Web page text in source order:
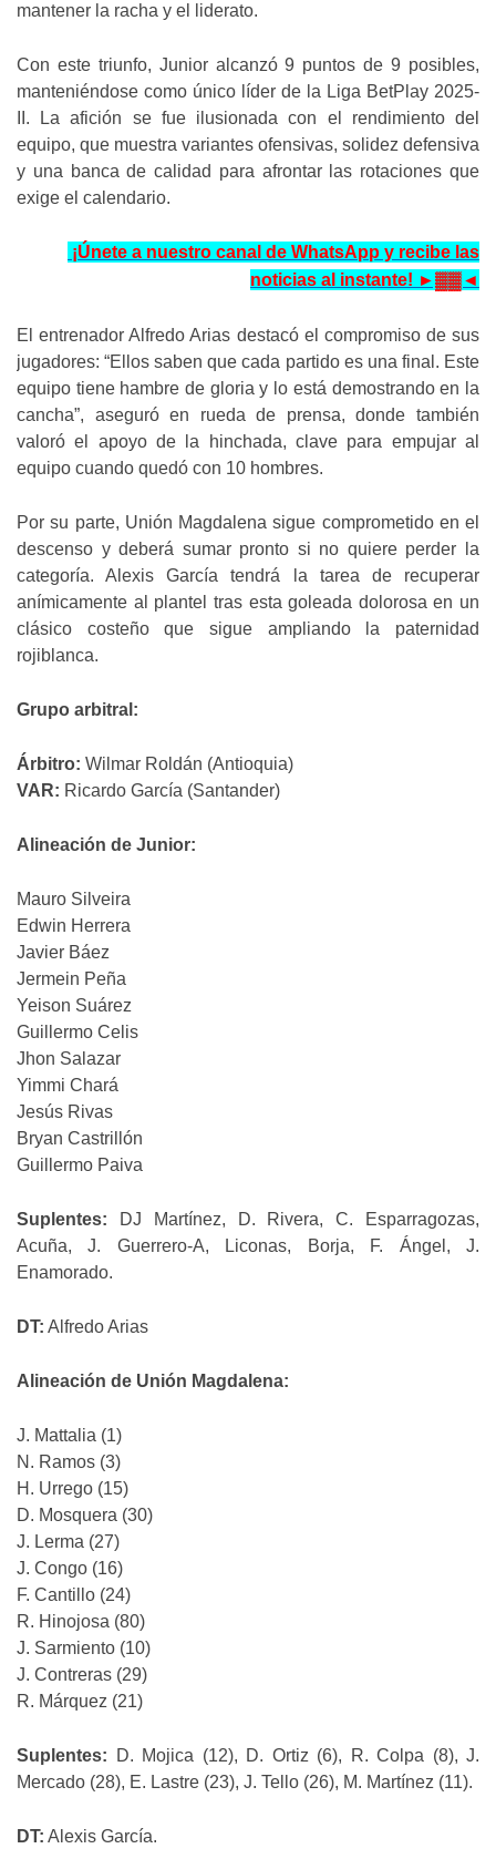
mantener la racha y el liderato.
Con este triunfo, Junior alcanzó 9 puntos de 9 posibles,
manteniéndose como único líder de la Liga BetPlay 2025-
II. La afición se fue ilusionada con el rendimiento del
equipo, que muestra variantes ofensivas, solidez defensiva
y una banca de calidad para afrontar las rotaciones que
exige el calendario.
¡Únete a nuestro canal de WhatsApp y recibe las
noticias al instante! ►▓▓◄
El entrenador Alfredo Arias destacó el compromiso de sus
jugadores: “Ellos saben que cada partido es una final. Este
equipo tiene hambre de gloria y lo está demostrando en la
cancha”, aseguró en rueda de prensa, donde también
valoró el apoyo de la hinchada, clave para empujar al
equipo cuando quedó con 10 hombres.
Por su parte, Unión Magdalena sigue comprometido en el
descenso y deberá sumar pronto si no quiere perder la
categoría. Alexis García tendrá la tarea de recuperar
anímicamente al plantel tras esta goleada dolorosa en un
clásico costeño que sigue ampliando la paternidad
rojiblanca.
Grupo arbitral:
Árbitro: Wilmar Roldán (Antioquia)
VAR: Ricardo García (Santander)
Alineación de Junior:
Mauro Silveira
Edwin Herrera
Javier Báez
Jermein Peña
Yeison Suárez
Guillermo Celis
Jhon Salazar
Yimmi Chará
Jesús Rivas
Bryan Castrillón
Guillermo Paiva
Suplentes: DJ Martínez, D. Rivera, C. Esparragozas,
Acuña, J. Guerrero-A, Liconas, Borja, F. Ángel, J.
Enamorado.
DT: Alfredo Arias
Alineación de Unión Magdalena:
J. Mattalia (1)
N. Ramos (3)
H. Urrego (15)
D. Mosquera (30)
J. Lerma (27)
J. Congo (16)
F. Cantillo (24)
R. Hinojosa (80)
J. Sarmiento (10)
J. Contreras (29)
R. Márquez (21)
Suplentes: D. Mojica (12), D. Ortiz (6), R. Colpa (8), J.
Mercado (28), E. Lastre (23), J. Tello (26), M. Martínez (11).
DT: Alexis García.